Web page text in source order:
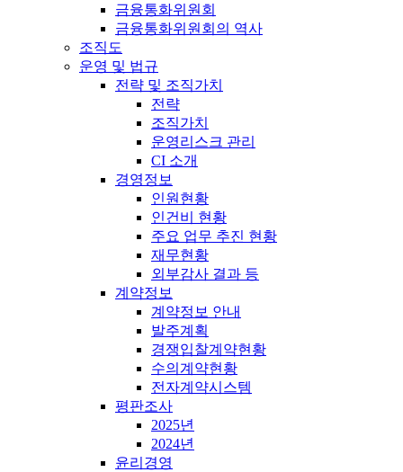
금융통화위원회
금융통화위원회의 역사
조직도
운영 및 법규
전략 및 조직가치
전략
조직가치
운영리스크 관리
CI 소개
경영정보
인원현황
인건비 현황
주요 업무 추진 현황
재무현황
외부감사 결과 등
계약정보
계약정보 안내
발주계획
경쟁입찰계약현황
수의계약현황
전자계약시스템
평판조사
2025년
2024년
윤리경영